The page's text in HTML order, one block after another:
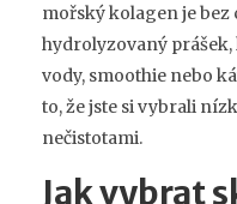
mořský kolagen je bez
hydrolyzovaný prášek,
vody, smoothie nebo
to, že jste si vybrali
nečistotami.
Jak vybrat